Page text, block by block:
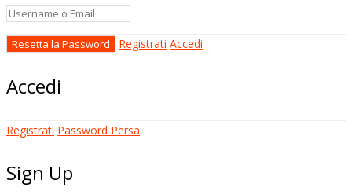
Registrati Accedi
Accedi
Registrati Password Persa
Sign Up